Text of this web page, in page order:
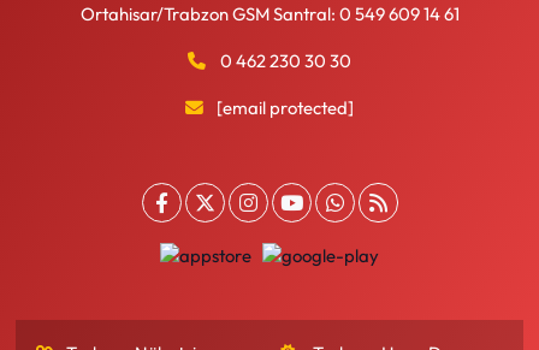
Ortahisar/Trabzon GSM Santral: 0 549 609 14 61
0 462 230 30 30
[email protected]